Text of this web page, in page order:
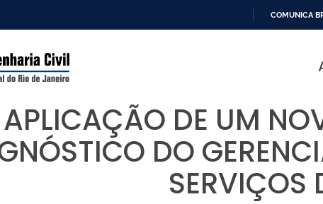
COMUNICA
APLICAÇÃO DE UM
DO
SERVIÇOS